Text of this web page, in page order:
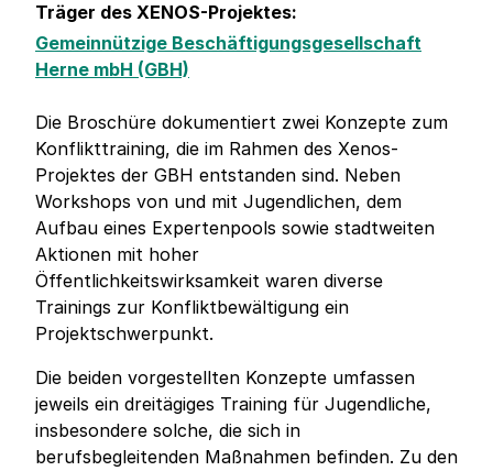
Träger des XENOS-Projektes:
Gemeinnützige Beschäftigungsgesellschaft
Herne mbH (GBH)
Die Broschüre dokumentiert zwei Konzepte zum
Konflikttraining, die im Rahmen des Xenos-
Projektes der GBH entstanden sind. Neben
Workshops von und mit Jugendlichen, dem
Aufbau eines Expertenpools sowie stadtweiten
Aktionen mit hoher
Öffentlichkeitswirksamkeit waren diverse
Trainings zur Konfliktbewältigung ein
Projektschwerpunkt.
Die beiden vorgestellten Konzepte umfassen
jeweils ein dreitägiges Training für Jugendliche,
insbesondere solche, die sich in
berufsbegleitenden Maßnahmen befinden. Zu den